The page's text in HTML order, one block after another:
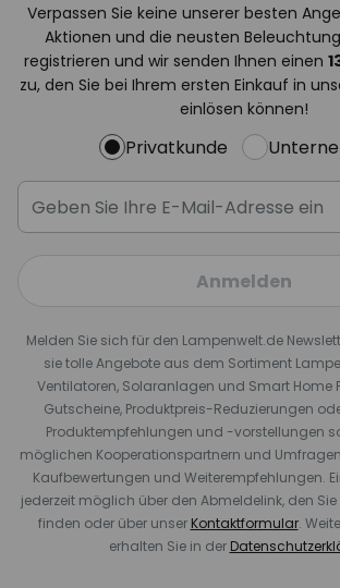
Verpassen Sie keine unserer besten
Aktionen und die neusten
registrieren und wir senden Ihnen einen
zu, den Sie bei Ihrem ersten Einkauf in
einlösen können!
Privatkunde
Anmelden
Melden Sie sich für den Lampenwelt.de
sie tolle Angebote aus dem Sortiment
Ventilatoren, Solaranlagen und Smart Home
Gutscheine, Produktpreis-Reduzierungen
Produktempfehlungen und -vorstellungen
möglichen Kooperationspartnern und
Kaufbewertungen und Weiterempfehlungen.
jederzeit möglich über den Abmeldelink, den
finden oder über unser Kontaktformular.
erhalten Sie in der